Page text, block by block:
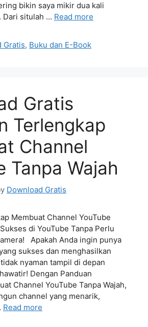
bikin saya mikir dua kali
Dari situlah … Read more
Gratis, Buku dan E-Book
Gratis
Terlengkap
Channel
Tanpa Wajah
Download Gratis
Membuat Channel YouTube
di YouTube Tanpa Perlu
Apakah Anda ingin punya
sukses dan menghasilkan
nyaman tampil di depan
Dengan Panduan
Channel YouTube Tanpa Wajah,
channel yang menarik,
Read more